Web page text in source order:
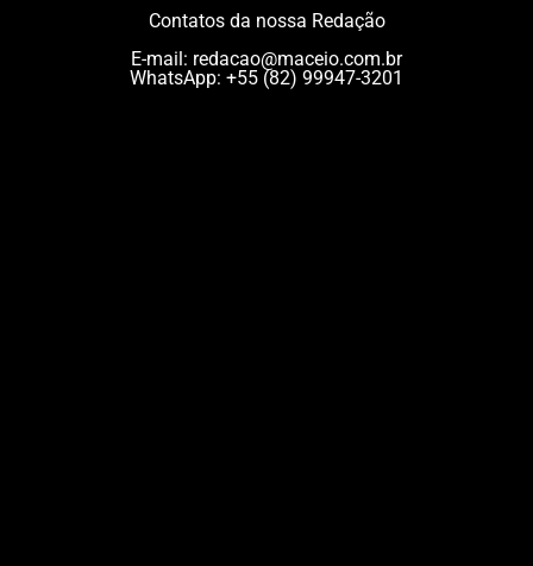
Contatos da nossa Redação
E-mail: redacao@maceio.com.br
WhatsApp: +55 (82) 99947-3201